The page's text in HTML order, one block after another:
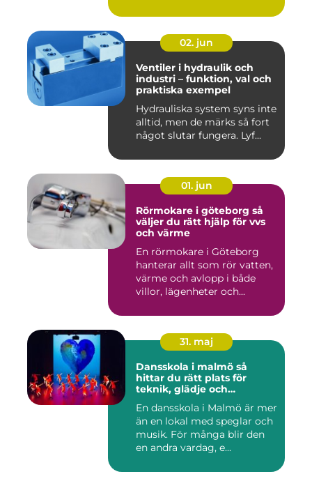
02. jun
Ventiler i hydraulik och
industri – funktion, val och
praktiska exempel
Hydrauliska system syns inte
alltid, men de märks så fort
något slutar fungera. Lyf...
01. jun
Rörmokare i göteborg så
väljer du rätt hjälp för vvs
och värme
En rörmokare i Göteborg
hanterar allt som rör vatten,
värme och avlopp i både
villor, lägenheter och...
31. maj
Dansskola i malmö så
hittar du rätt plats för
teknik, glädje och
En dansskola i Malmö är mer
än en lokal med speglar och
musik. För många blir den
en andra vardag, e...